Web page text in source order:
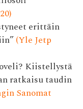
erittäin
(Yle Jetp
Kiistellystä
ratkaisu taudin
Sanomat